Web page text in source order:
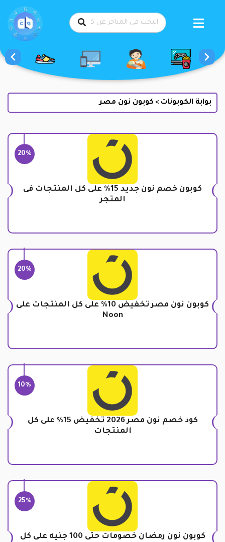
بوابة الكوبونات > كوبون نون مصر
20%
كوبون خصم نون جديد 15% على كل المنتجات فى
المتجر
20%
كوبون نون مصر تخفيض 10% على كل المنتجات على
Noon
10%
كود خصم نون مصر 2026 تخفيض 15% على كل
المنتجات
25%
كوبون نون رمضان خصومات حتى 100 جنيه على كل